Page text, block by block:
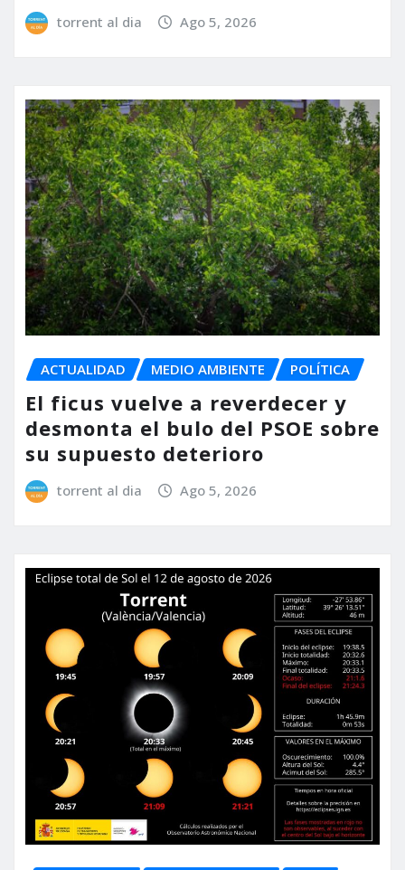
torrent al dia Ago 5, 2026
ACTUALIDAD MEDIO AMBIENTE POLÍTICA
El ficus vuelve a reverdecer y
desmonta el bulo del PSOE sobre
su supuesto deterioro
torrent al dia Ago 5, 2026